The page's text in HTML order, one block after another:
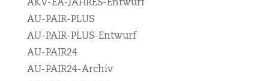
AKV-EA-JAHRES-Entwurf
AU-PAIR-PLUS
AU-PAIR-PLUS-Entwurf
AU-PAIR24
AU-PAIR24-Archiv